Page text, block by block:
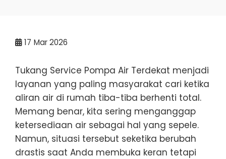
17 Mar 2026
Tukang Service Pompa Air Terdekat menjadi
layanan yang paling masyarakat cari ketika
aliran air di rumah tiba-tiba berhenti total.
Memang benar, kita sering menganggap
ketersediaan air sebagai hal yang sepele.
Namun, situasi tersebut seketika berubah
drastis saat Anda membuka keran tetapi